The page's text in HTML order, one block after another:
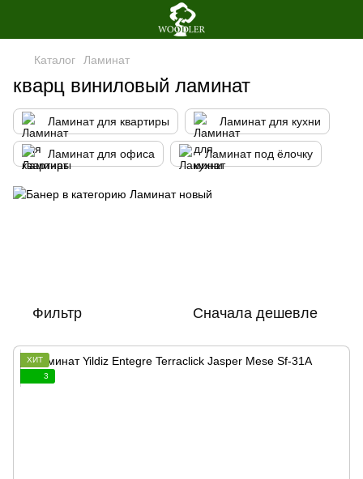
Каталог Ламинат
кварц виниловый ламинат
Ламинат для квартиры Ламинат для кухни
Ламинат для офиса Ламинат под ёлочку
Фильтр Сначала дешевле
ХИТ
3